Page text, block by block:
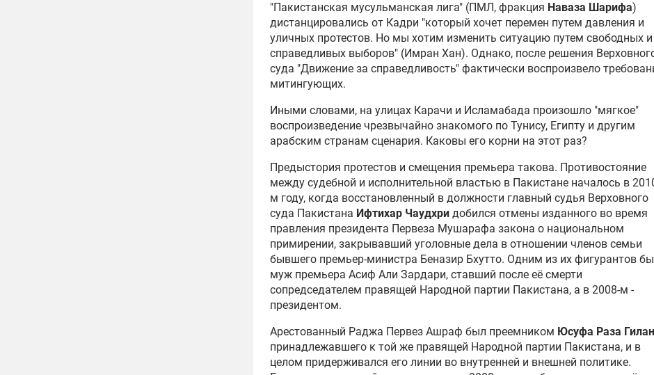
"Пакистанская мусульманская лига" (ПМЛ, фракция Наваза Шарифа)
дистанцировались от Кадри "который хочет перемен путем давления и
уличных протестов. Но мы хотим изменить ситуацию путем свободных и
справедливых выборов" (Имран Хан). Однако, после решения
суда "Движение за справедливость" фактически воспроизвело
митингующих.
Иными словами, на улицах Карачи и Исламабада произошло "мягкое"
воспроизведение чрезвычайно знакомого по Тунису, Египту и другим
арабским странам сценария. Каковы его корни на этот раз?
Предыстория протестов и смещения премьера такова. Противостояние
между судебной и исполнительной властью в Пакистане началось в
м году, когда восстановленный в должности главный судья Верховного
суда Пакистана Ифтихар Чаудхри добился отмены изданного во время
правления президента Первеза Мушарафа закона о национальном
примирении, закрывавший уголовные дела в отношении членов семьи
бывшего премьер-министра Беназир Бхутто. Одним из их фигурантов
муж премьера Асиф Али Зардари, ставший после её смерти
сопредседателем правящей Народной партии Пакистана, а в 2008-м -
президентом.
Арестованный Раджа Первез Ашраф был преемником Юсуфа Раза
принадлежавшего к той же правящей Народной партии Пакистана, и в
целом придерживался его линии во внутренней и внешней политике.